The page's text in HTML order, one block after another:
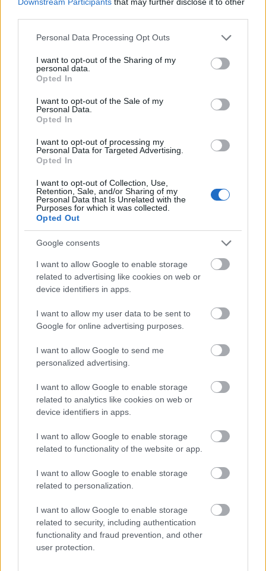
Please note that this website/app uses one or more Google
not limited to your visit or usage behaviour. You may click to
grant or deny consent to Google and its third-party tags to
use your data for below specified purposes in below Google
consent section.
Personal Data Processing Opt Outs
I want to opt-out of the Sharing of my
personal data.
Opted In
I want to opt-out of the Sale of my
Personal Data.
Opted In
I want to opt-out of processing my
Personal Data for Targeted Advertising.
Opted In
I want to opt-out of Collection, Use,
Retention, Sale, and/or Sharing of my
Personal Data that Is Unrelated with the
Purposes for which it was collected.
Opted Out
Google consents
I want to allow Google to enable storage
related to advertising like cookies on web or
device identifiers in apps.
I want to allow my user data to be sent to
Google for online advertising purposes.
I want to allow Google to send me
personalized advertising.
I want to allow Google to enable storage
related to analytics like cookies on web or
device identifiers in apps.
I want to allow Google to enable storage
related to functionality of the website or app.
I want to allow Google to enable storage
related to personalization.
I want to allow Google to enable storage
related to security, including authentication
functionality and fraud prevention, and other
user protection.
"Oly igen régen nem láttalak már lelkem,
szükség van reám. [...] Egészségem egyébiránt jobb,
mint Debrecenben. Ez a te jó szívednek nem
hallanék, ez vigasztalná érted aggódó lelkemet.
kicsinyeiddel hű
Lajosod." - Részlet
19-én feleségéhez, Kossuth Lajosné Meszlényi
Teréziához írt leveléből
kötetet állított össze, melyet megkoronázott a
gyönyörű borító. Általa a költők, írók, politikusok
mind egy kicsit közelebb kerülnek az olvasókhoz.
Egy érdekes és szórakoztató lehetőség, hogy
szórakoztatóak az írások, hanem tanítanak is és
kedvet csinálnak, hogy egy-egy ismert személyről
megvett ezzel a kötettel. Még nem olvastam minden
írását (például az Írjál és szeressél is kimaradt,
szerkesztőtársamnak volt hozzá szerencséje), de azt
hiszem apránként pótolnom kell. :)